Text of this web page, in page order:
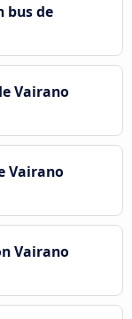
bus de
Vairano
Vairano
Vairano